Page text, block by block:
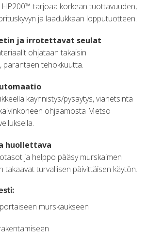
tarjoaa korkean tuottavuuden,
ja laadukkaan lopputuotteen.
ja irrotettavat seulat
ohjataan takaisin
parantaen tehokkuutta.
käynnistys/pysäytys, vianetsintä
ohjaamosta Metso
huollettava
ja helppo pääsy murskaimen
takaavat turvallisen päivittäisen käytön.
murskaukseen